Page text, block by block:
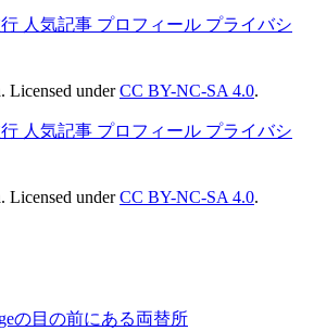
人気記事 プロフィール プライバシ
Licensed underCC BY-NC-SA 4.0.
人気記事 プロフィール プライバシ
Licensed underCC BY-NC-SA 4.0.
の目の前にある両替所